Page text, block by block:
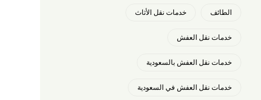
الطائف خدمات نقل الأثاث
خدمات نقل العفش
خدمات نقل العفش بالسعودية
خدمات نقل العفش في السعودية